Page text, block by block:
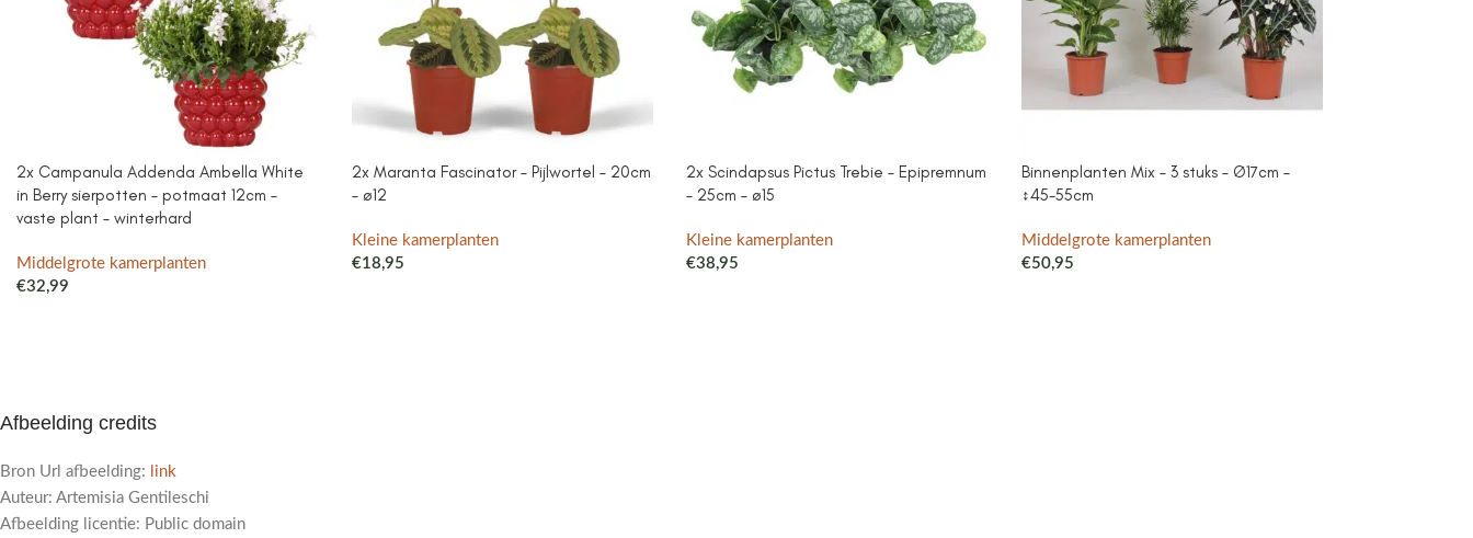
2x Campanula Addenda Ambella White
in Berry sierpotten – potmaat 12cm –
vaste plant – winterhard
Middelgrote kamerplanten
€32,99
2x Maranta Fascinator – Pijlwortel – 20cm
– ø12
Kleine kamerplanten
€18,95
2x Scindapsus Pictus Trebie – Epipremnum
– 25cm – ø15
Kleine kamerplanten
€38,95
Binnenplanten Mix – 3 stuks – Ø17cm –
↕45-55cm
Middelgrote kamerplanten
€50,95
Afbeelding credits
Bron Url afbeelding:
link
Auteur: Artemisia Gentileschi
Afbeelding licentie: Public domain